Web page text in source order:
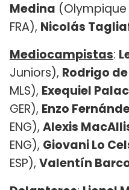
Medina (Olympique
FRA), Nicolás
Mediocampistas:
Juniors), Rodrigo
MLS), Exequiel
GER), Enzo
ENG), Alexis
ENG), Giovani Lo
ESP), Valentín